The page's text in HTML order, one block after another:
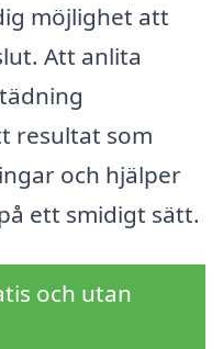
möjlighet att
Att anlita
resultat som
och hjälper
ett smidigt sätt.
och utan